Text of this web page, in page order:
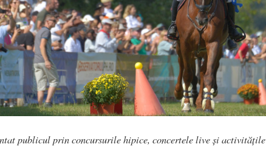
publicul prin concursurile hipice, concertele live și activitățile